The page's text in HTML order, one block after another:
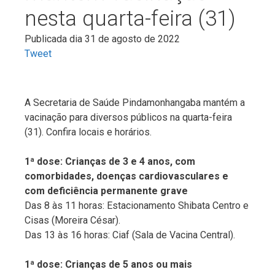
nesta quarta-feira (31)
Publicada dia 31 de agosto de 2022
Tweet
A Secretaria de Saúde Pindamonhangaba mantém a
vacinação para diversos públicos na quarta-feira
(31). Confira locais e horários.
1ª dose: Crianças de 3 e 4 anos, com
comorbidades, doenças cardiovasculares e
com deficiência permanente grave
Das 8 às 11 horas: Estacionamento Shibata Centro e
Cisas (Moreira César).
Das 13 às 16 horas: Ciaf (Sala de Vacina Central).
1ª dose: Crianças de 5 anos ou mais